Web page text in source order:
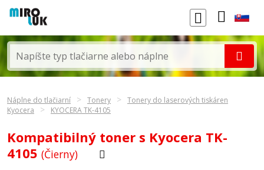
Náplne do tlačiarní Tonery
Tonery do laserových tiskáren
Kyocera
KYOCERA TK-4105
Kompatibilný toner s Kyocera TK-
4105 (Čierny)